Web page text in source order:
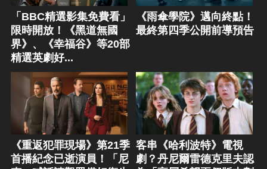
「BBC精選影集免費看」
限時開放！《黑道無國
界》、《幸福谷》等20部
精選英劇好...
《雨傘學院》邁向終點！
最終第四季公開前導預告
《重返犯罪現場》第21季
首播紀念已逝演員！「尼
客串《哈利波特》電視
劇？丹尼爾雷德克里夫認